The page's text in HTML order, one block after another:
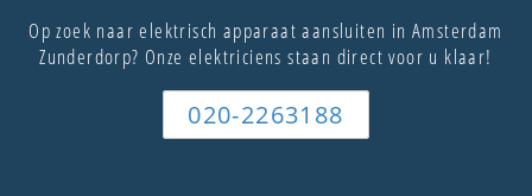
Op zoek naar elektrisch apparaat aansluiten in Amsterdam
Zunderdorp? Onze elektriciens staan direct voor u klaar!
020-2263188